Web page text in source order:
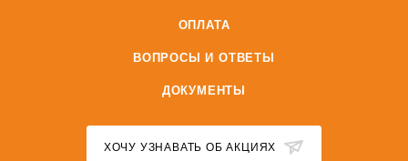
ОПЛАТА
ВОПРОСЫ И ОТВЕТЫ
ДОКУМЕНТЫ
ХОЧУ УЗНАВАТЬ ОБ АКЦИЯХ